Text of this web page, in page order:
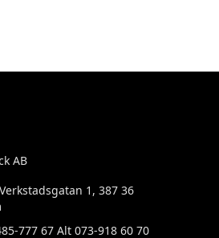
AB
1, 387 36
777 67 Alt 073-918 60 70